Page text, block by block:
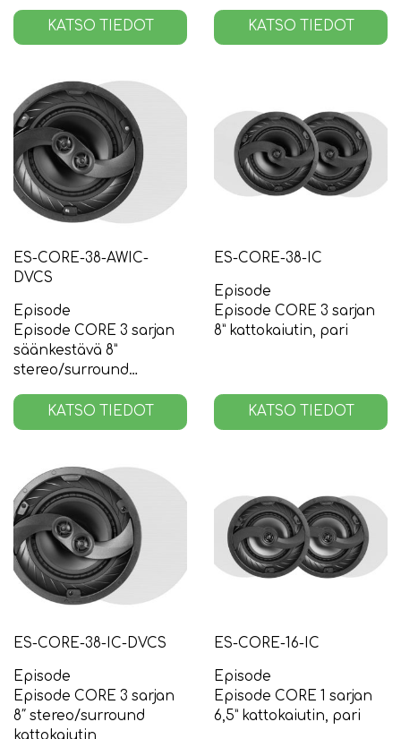
KATSO TIEDOT KATSO TIEDOT
ES-CORE-38-AWIC-
DVCS
Episode
Episode CORE 3 sarjan
säänkestävä 8”
stereo/surround
KATSO TIEDOT
ES-CORE-38-IC
Episode
Episode CORE 3 sarjan
8” kattokaiutin, pari
KATSO TIEDOT
ES-CORE-38-IC-DVCS
Episode
Episode CORE 3 sarjan
8″ stereo/surround
kattokaiutin
ES-CORE-16-IC
Episode
Episode CORE 1 sarjan
6,5” kattokaiutin, pari